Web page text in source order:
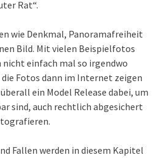
Rat“.
wie Denkmal, Panoramafreiheit
Bild. Mit vielen Beispielfotos
nicht einfach mal so irgendwo
Fotos dann im Internet zeigen
ein Model Release dabei, um
sind, auch rechtlich abgesichert
Fallen werden in diesem Kapitel